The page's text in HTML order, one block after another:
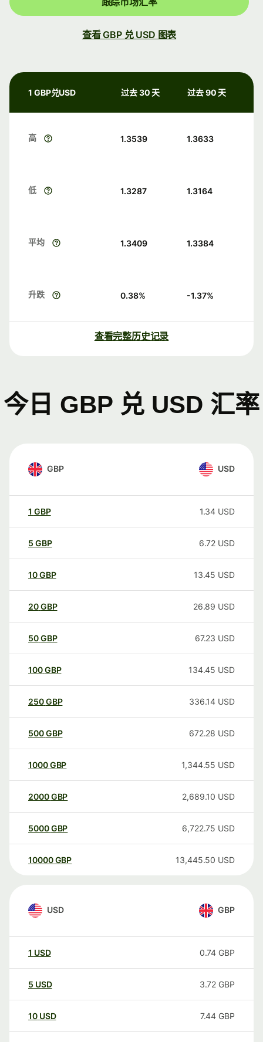
查看 GBP 兑 USD 图表
1 GBP兑USD 过去 30 天 过去 90 天
高 1.3539 1.3633
低 1.3287 1.3164
平均 1.3409 1.3384
升跌 0.38% -1.37%
查看完整历史记录
今日 GBP 兑 USD 汇率
GBP USD
1 GBP 1.34 USD
5 GBP 6.72 USD
10GBP 13.45 USD
20GBP 26.89 USD
50GBP 67.23 USD
100GBP 134.45 USD
250GBP 336.14 USD
500GBP 672.28 USD
1000GBP 1,344.55 USD
2000GBP 2,689.10 USD
5000GBP 6,722.75 USD
10000 GBP 13,445.50 USD
USD GBP
1 USD 0.74 GBP
5 USD 3.72 GBP
10 USD 7.44 GBP